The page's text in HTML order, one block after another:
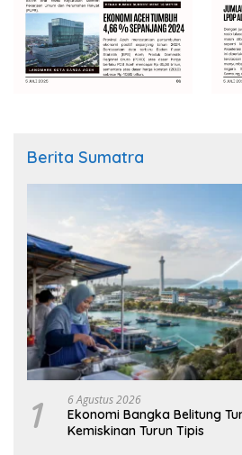
Berita Sumatra
1 6 Agustus 2026
Ekonomi Bangka Belitung
Kemiskinan Turun Tipis